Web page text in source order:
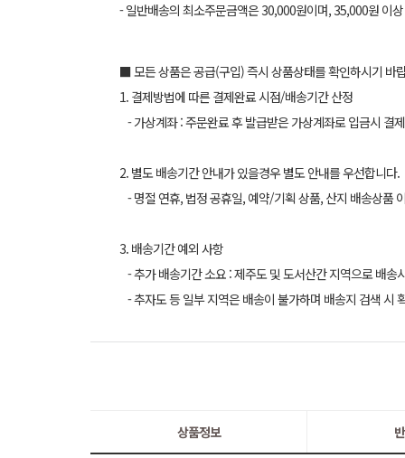
- 일반배송의 최소주문금액은 30,000원이며, 35,000원 이
■ 모든 상품은 공급(구입) 즉시 상품상태를 확인하시기 바
1. 결제방법에 따른 결제완료 시점/배송기간 산정
- 가상계좌 : 주문완료 후 발급받은 가상계좌로 입금시
2. 별도 배송기간 안내가 있을경우 별도 안내를 우선합니다.
- 명절 연휴, 법정 공휴일, 예약/기획 상품, 산지 배송상품
3. 배송기간 예외 사항
- 추가 배송기간 소요 : 제주도 및 도서산간 지역으로 배
- 추자도 등 일부 지역은 배송이 불가하며 배송지 검색 시
상품정보